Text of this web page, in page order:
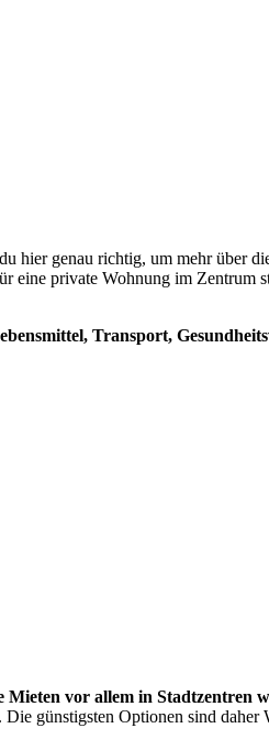
hier genau richtig, um mehr über
eine private Wohnung im Zentrum
Transport,
Mieten vor allem in Stadtzentren
günstigsten Optionen sind daher